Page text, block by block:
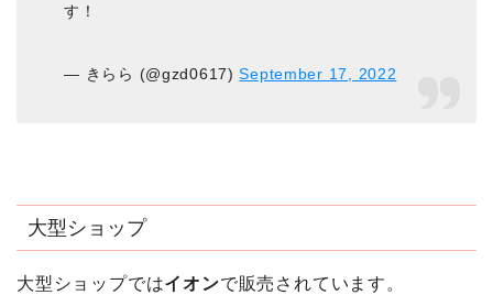
す！
— きらら (@gzd0617)September 17, 2022
大型ショップ
大型ショップではイオンで販売されています。